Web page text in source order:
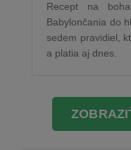
Recept na
Babylončania do
sedem pravidiel,
a platia aj dnes.